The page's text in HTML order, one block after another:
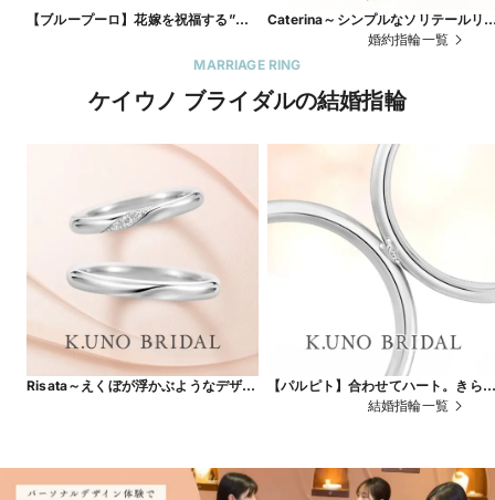
【ブループーロ】花嫁を祝福する”サ
Caterina～シンプルなソリテールリ
グは、飾らない誠実な愛の象徴～
婚約指輪一覧
MARRIAGE RING
ケイウノ ブライダルの結婚指輪
Risata～えくぼが浮かぶようなデザイ
【パルピト】合わせてハート。きらめ
くダイヤは愛の輝き結婚指輪一覧